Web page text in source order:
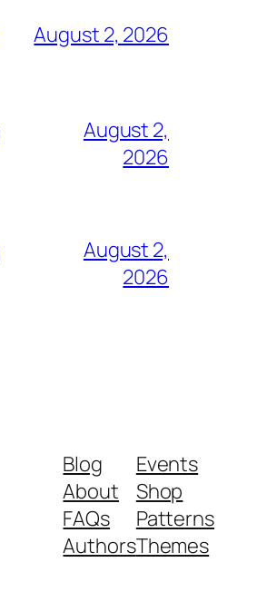
August 2, 2026
August 2,
2026
August 2,
2026
Blog
About
FAQs
Authors
Events
Shop
Patterns
Themes